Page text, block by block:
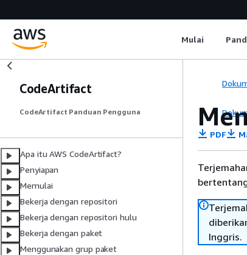
Mulai
CodeArtifact
CodeArtifact Panduan Pengguna
Apa itu AWS CodeArtifact?
Penyiapan
Memulai
Bekerja dengan repositori
Bekerja dengan repositori hulu
Bekerja dengan paket
Menggunakan grup paket
PDF
Inggris.